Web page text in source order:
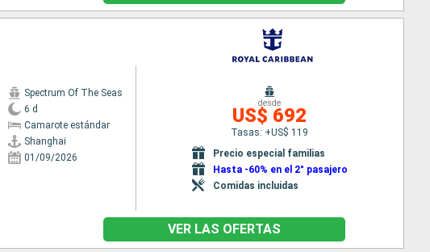
Spectrum Of The Seas
6 d
Camarote estándar
Shanghai
01/09/2026
desde
US$ 692
Tasas: +US$ 119
Precio especial familias
Hasta -60% en el 2° pasajero
Comidas incluidas
VER LAS OFERTAS